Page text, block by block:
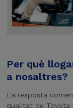
Per què
a nosaltres?
La resposta
qualitat de Toyota